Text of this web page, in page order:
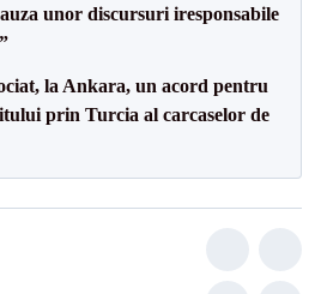
unor discursuri iresponsabile
la Ankara, un acord pentru
prin Turcia al carcaselor de